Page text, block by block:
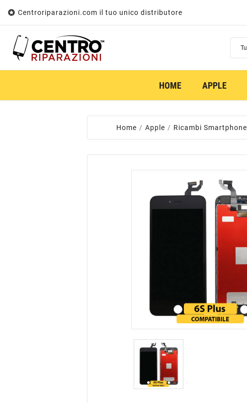
 Centroriparazioni.com il tuo unico distributore
HOME APPLE
Home Apple Ricambi Smartphone